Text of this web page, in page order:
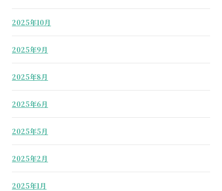
2025年10月
2025年9月
2025年8月
2025年6月
2025年5月
2025年2月
2025年1月